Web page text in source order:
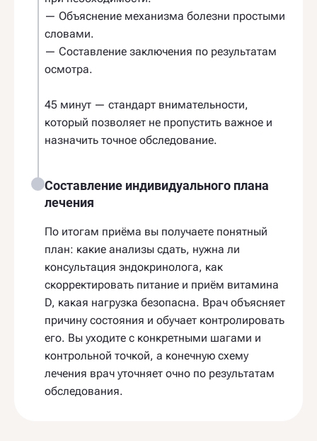
— Объяснение механизма болезни простыми
словами.
— Составление заключения по результатам
осмотра.
45 минут — стандарт внимательности,
который позволяет не пропустить важное и
назначить точное обследование.
Составление индивидуального плана
лечения
По итогам приёма вы получаете понятный
план: какие анализы сдать, нужна ли
консультация эндокринолога, как
скорректировать питание и приём витамина
D, какая нагрузка безопасна. Врач объясняет
причину состояния и обучает контролировать
его. Вы уходите с конкретными шагами и
контрольной точкой, а конечную схему
лечения врач уточняет очно по результатам
обследования.